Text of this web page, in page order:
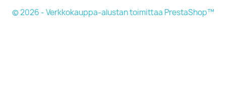
© 2026 - Verkkokauppa-alustan toimittaa PrestaShop™